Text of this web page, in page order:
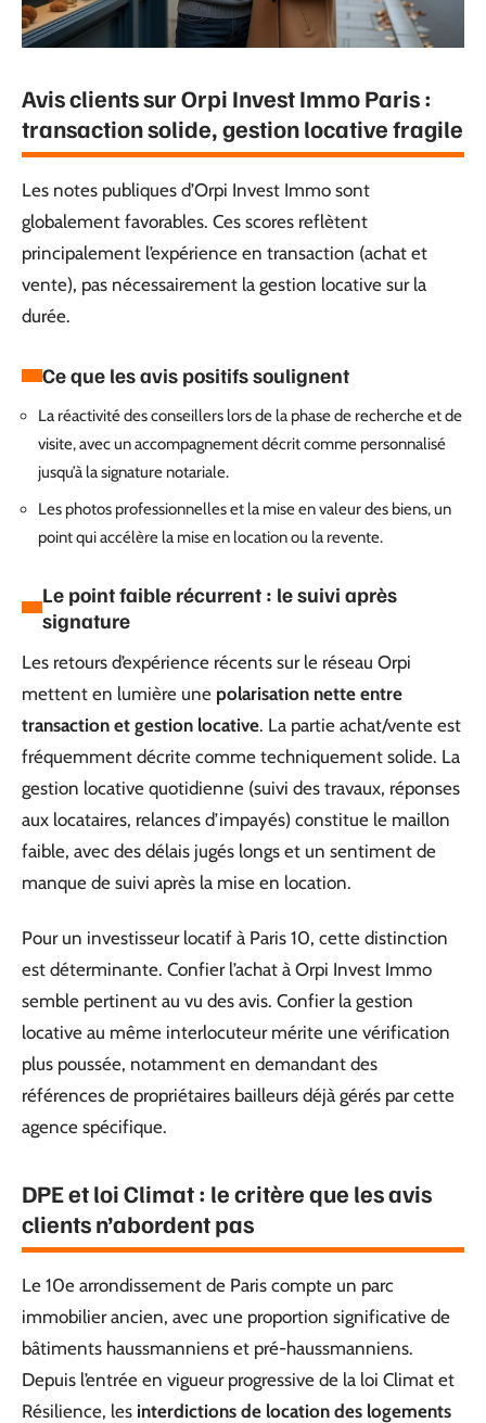
Avis clients sur Orpi Invest Immo Paris :
transaction solide, gestion locative fragile
Les notes publiques d’Orpi Invest Immo sont
globalement favorables. Ces scores reflètent
principalement l’expérience en transaction (achat et
vente), pas nécessairement la gestion locative sur la
durée.
Ce que les avis positifs soulignent
La réactivité des conseillers lors de la phase de recherche et de
visite, avec un accompagnement décrit comme personnalisé
jusqu’à la signature notariale.
Les photos professionnelles et la mise en valeur des biens, un
point qui accélère la mise en location ou la revente.
Le point faible récurrent : le suivi après
signature
Les retours d’expérience récents sur le réseau Orpi
mettent en lumière une polarisation nette entre
transaction et gestion locative. La partie achat/vente est
fréquemment décrite comme techniquement solide. La
gestion locative quotidienne (suivi des travaux, réponses
aux locataires, relances d’impayés) constitue le maillon
faible, avec des délais jugés longs et un sentiment de
manque de suivi après la mise en location.
Pour un investisseur locatif à Paris 10, cette distinction
est déterminante. Confier l’achat à Orpi Invest Immo
semble pertinent au vu des avis. Confier la gestion
locative au même interlocuteur mérite une vérification
plus poussée, notamment en demandant des
références de propriétaires bailleurs déjà gérés par cette
agence spécifique.
DPE et loi Climat : le critère que les avis
clients n’abordent pas
Le 10e arrondissement de Paris compte un parc
immobilier ancien, avec une proportion significative de
bâtiments haussmanniens et pré-haussmanniens.
Depuis l’entrée en vigueur progressive de la loi Climat et
Résilience, les interdictions de location des logements